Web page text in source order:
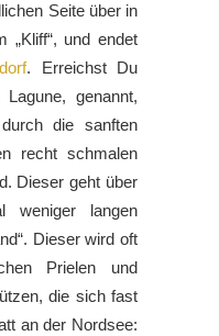
Seite über in
„Kliff“, und endet
. Erreichst Du
genannt,
die sanften
recht schmalen
Dieser geht über
langen
Dieser wird oft
Prielen und
die sich fast
an der Nordsee: